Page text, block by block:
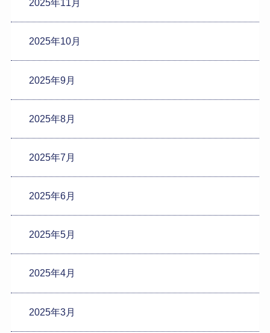
2025年11月
2025年10月
2025年9月
2025年8月
2025年7月
2025年6月
2025年5月
2025年4月
2025年3月